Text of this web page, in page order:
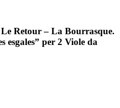
Retour – La Bourrasque.
esgales” per 2 Viole da